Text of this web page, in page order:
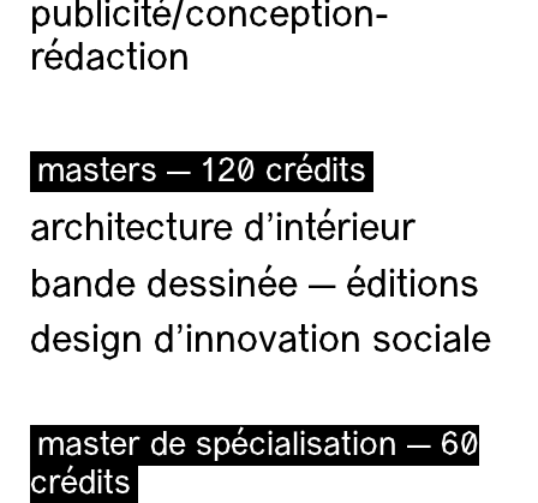
publicité/conception-
rédaction
masters — 120 crédits
architecture d’intérieur
bande dessinée — éditions
design d'innovation sociale
master de spécialisation — 60
crédits